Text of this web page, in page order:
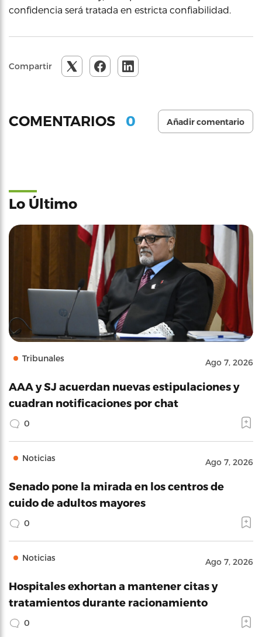
confidencia será tratada en estricta confiabilidad.
Compartir
COMENTARIOS 0 Añadir comentario
Lo Último
Tribunales Ago 7, 2026
AAA y SJ acuerdan nuevas estipulaciones y
cuadran notificaciones por chat
0
Noticias Ago 7, 2026
Senado pone la mirada en los centros de
cuido de adultos mayores
0
Noticias Ago 7, 2026
Hospitales exhortan a mantener citas y
tratamientos durante racionamiento
0